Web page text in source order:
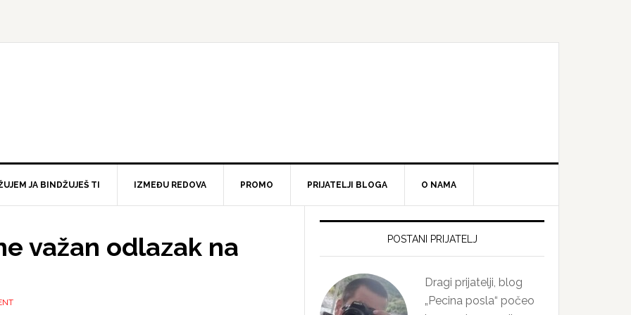
JA BINDŽUJEŠ TI IZMEĐU REDOVA PROMO PRIJATELJI BLOGA O NAMA
važan odlazak na
Primary
POSTANI PRIJATELJ
Dragi prijatelji, blog
„Pecina posla“ počeo